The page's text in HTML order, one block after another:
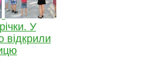
У
відкрили